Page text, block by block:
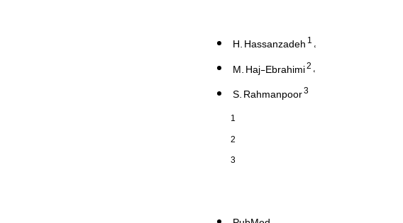
H. Hassanzadeh1
M. Haj-Ebrahimi2
S. Rahmanpoor3
1
2
3